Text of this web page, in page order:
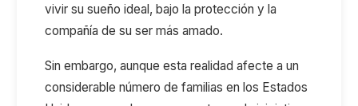
vivir su sueño ideal, bajo la protección y la
compañía de su ser más amado.
Sin embargo, aunque esta realidad afecte a un
considerable número de familias en los Estados